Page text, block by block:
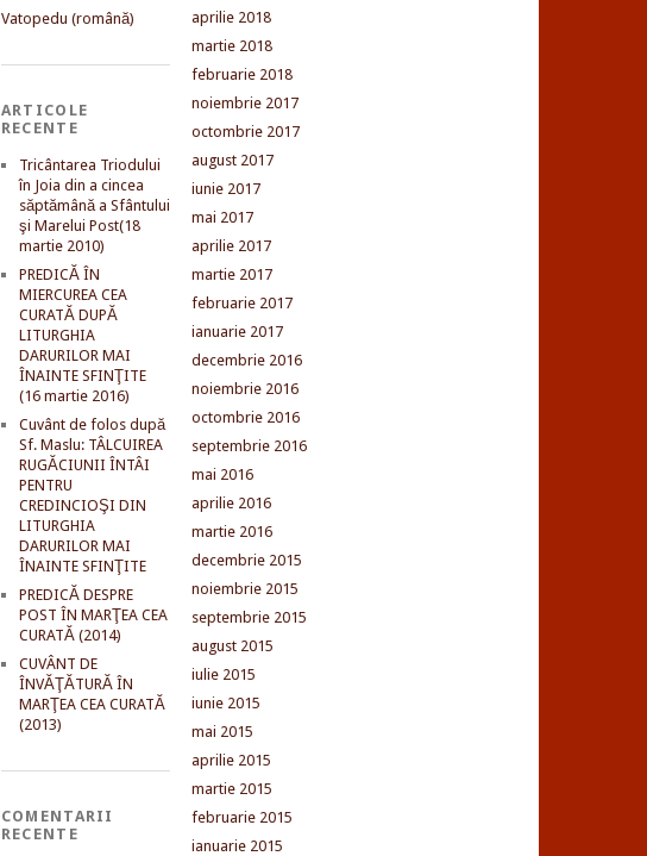
Vatopedu (română)
ARTICOLE
RECENTE
Tricântarea Triodului
în Joia din a cincea
săptămână a Sfântului
şi Marelui Post(18
martie 2010)
PREDICĂ ÎN
MIERCUREA CEA
CURATĂ DUPĂ
LITURGHIA
DARURILOR MAI
ÎNAINTE SFINŢITE
(16 martie 2016)
Cuvânt de folos după
Sf. Maslu: TÂLCUIREA
RUGĂCIUNII ÎNTÂI
PENTRU
CREDINCIOŞI DIN
LITURGHIA
DARURILOR MAI
ÎNAINTE SFINŢITE
PREDICĂ DESPRE
POST ÎN MARŢEA CEA
CURATĂ (2014)
CUVÂNT DE
ÎNVĂŢĂTURĂ ÎN
MARŢEA CEA CURATĂ
(2013)
COMENTARII
RECENTE
aprilie 2018
martie 2018
februarie 2018
noiembrie 2017
octombrie 2017
august 2017
iunie 2017
mai 2017
aprilie 2017
martie 2017
februarie 2017
ianuarie 2017
decembrie 2016
noiembrie 2016
octombrie 2016
septembrie 2016
mai 2016
aprilie 2016
martie 2016
decembrie 2015
noiembrie 2015
septembrie 2015
august 2015
iulie 2015
iunie 2015
mai 2015
aprilie 2015
martie 2015
februarie 2015
ianuarie 2015